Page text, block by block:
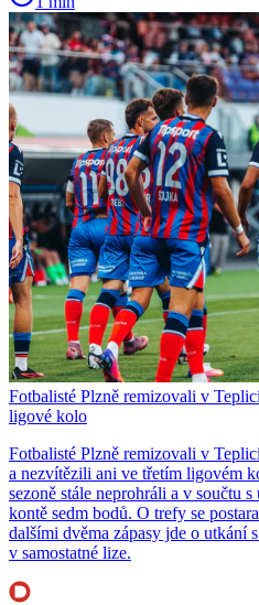
Fotbalisté Plzně remizovali v
ligové kolo
Fotbalisté Plzně remizovali v
a nezvítězili ani ve třetím ligovém
sezoně stále neprohráli a v součtu
kontě sedm bodů. O trefy se
dalšími dvěma zápasy jde o utkání
v samostatné lize.